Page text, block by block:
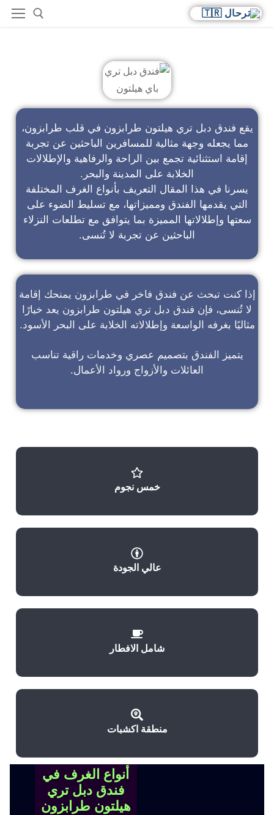
يقع فندق دبل تري هيلتون طرابزون في قلب طرابزون،
مما يجعله وجهة مثالية للمسافرين الباحثين عن تجربة
إقامة استثنائية تجمع بين الراحة والرفاهية والإطلالات
الخلابة على المدينة والبحر.
يسرنا في هذا المقال التعريف بأنواع الغرف المختلفة
التي يقدمها الفندق ومميزاتها، مع تسليط الضوء على
سعتها وإطلالاتها المميزة بما يتوافق مع تطلعات النزلاء
الباحثين عن تجربة لا تُنسى.
إذا كنت تبحث عن فندق فاخر في طرابزون يمنحك إقامة
لا تُنسى، فإن فندق دبل تري هيلتون طرابزون يعد خيارًا
مثاليًا بغرفه الواسعة وإطلالاته الخلابة على البحر الأسود.
يتميز الفندق بتصميم عصري وخدمات راقية تناسب
العائلات والأزواج ورواد الأعمال.
خمس نجوم
عالي الجودة
شامل الافطار
منطقة اكشبات
أنواع الغرف في
فندق دبل تري
هيلتون طرابزون